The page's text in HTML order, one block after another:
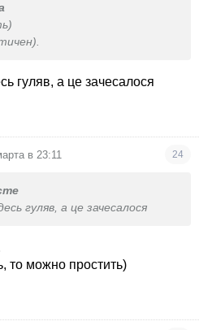
гуляв, а це зачесалося
в 23:11 24
гуляв, а це зачесалося
то можно простить)